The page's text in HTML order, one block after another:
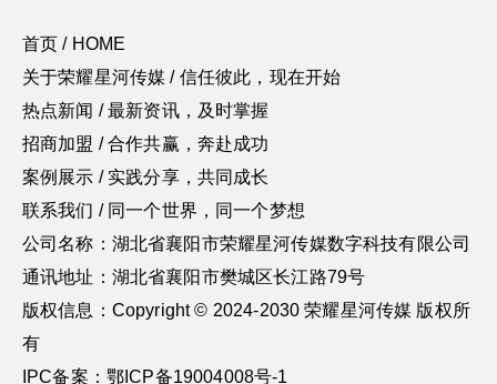
首页 / HOME
关于荣耀星河传媒 / 信任彼此，现在开始
热点新闻 / 最新资讯，及时掌握
招商加盟 / 合作共赢，奔赴成功
案例展示 / 实践分享，共同成长
联系我们 / 同一个世界，同一个梦想
公司名称：湖北省襄阳市荣耀星河传媒数字科技有限公司
通讯地址：湖北省襄阳市樊城区长江路79号
版权信息：Copyright © 2024-2030 荣耀星河传媒 版权所
有
IPC备案：鄂ICP备19004008号-1